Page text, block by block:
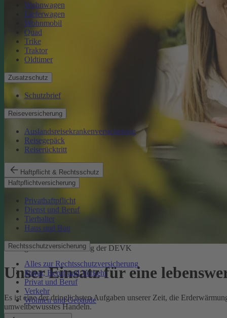
Wohnwagen
Lieferwagen
Wohnmobil
Quad
Trike
Traktor
Oldtimer
Zusatzschutz
Schutzbrief
Reiseversicherung
Auslandsreisekrankenversicherung
Reisegepäck
Reiserücktritt
Haftpflicht & Rechtsschutz
Haftpflichtversicherung
Privathaftpflicht
Dienst und Beruf
Tierhalter
Haus und Bau
Rechtsschutzversicherung
Alles zur Rechtsschutzversicherung
Privat, Beruf und Verkehr
Privat und Beruf
Verkehr
Wohnen und Gebäude
Ökologische Verantwortung der DEVK
Unser Einsatz für eine
Es ist eine der dringlichsten Aufgaben unserer Zeit, die
umweltbewusstes Handeln.